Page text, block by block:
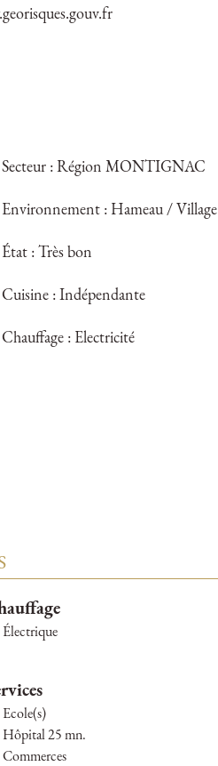
Secteur : Région MONTIGNAC
Environnement : Hameau / Village
État : Très bon
Cuisine : Indépendante
Chauffage : Electricité
Électrique
Ecole(s)
Hôpital 25 mn.
Commerces